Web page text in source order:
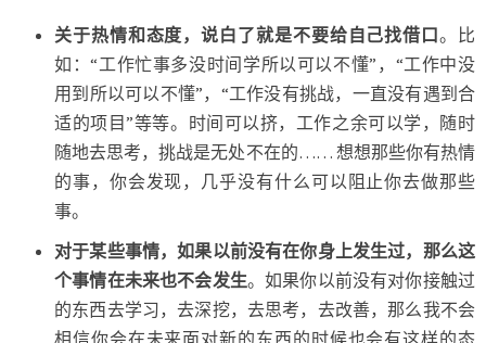
关于热情和态度，说白了就是不要给自己找借口。比
如：“工作忙事多没时间学所以可以不懂”，“工作中没
用到所以可以不懂”，“工作没有挑战，一直没有遇到合
适的项目”等等。时间可以挤，工作之余可以学，随时
随地去思考，挑战是无处不在的…… 想想那些你有热情
的事，你会发现，几乎没有什么可以阻止你去做那些
事。
对于某些事情，如果以前没有在你身上发生过，那么这
个事情在未来也不会发生。如果你以前没有对你接触过
的东西去学习，去深挖，去思考，去改善，那么我不会
相信你会在未来面对新的东西的时候也会有这样的态